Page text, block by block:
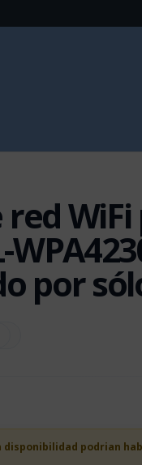
red
por
disponibilidad podrian